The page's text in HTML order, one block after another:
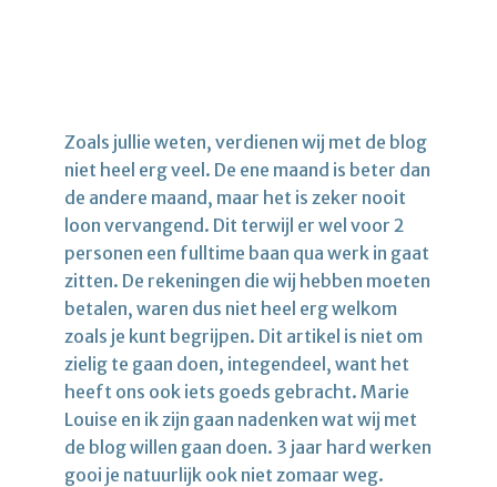
Zoals jullie weten, verdienen wij met de blog
niet heel erg veel. De ene maand is beter dan
de andere maand, maar het is zeker nooit
loon vervangend. Dit terwijl er wel voor 2
personen een fulltime baan qua werk in gaat
zitten. De rekeningen die wij hebben moeten
betalen, waren dus niet heel erg welkom
zoals je kunt begrijpen. Dit artikel is niet om
zielig te gaan doen, integendeel, want het
heeft ons ook iets goeds gebracht. Marie
Louise en ik zijn gaan nadenken wat wij met
de blog willen gaan doen. 3 jaar hard werken
gooi je natuurlijk ook niet zomaar weg.